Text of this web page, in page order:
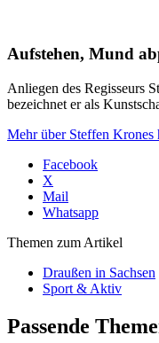
Aufstehen, Mund
Anliegen des Regisseurs
bezeichnet er als
Mehr über Steffen Krones
Facebook
X
Mail
Whatsapp
Themen zum Artikel
Draußen in Sachsen
Sport & Aktiv
Passende